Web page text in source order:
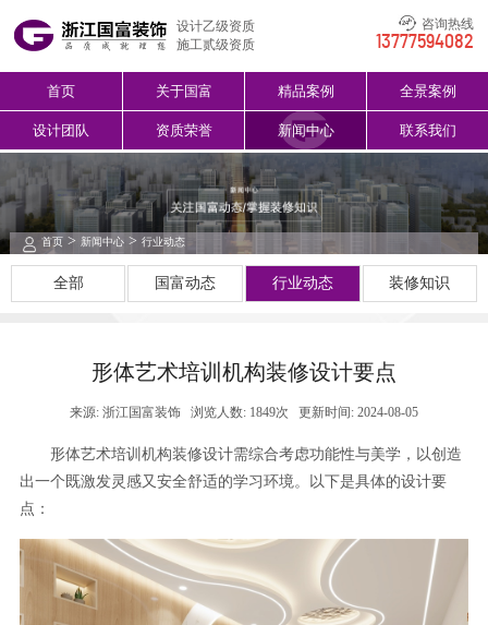
设计乙级资质
施工贰级资质
咨询热线
13777594082
首页 关于国富 精品案例 全景案例
设计团队 资质荣誉 新闻中心 联系我们
首页> 新闻中心> 行业动态
全部 国富动态 行业动态 装修知识
形体艺术培训机构装修设计要点
来源: 浙江国富装饰 浏览人数: 1849次 更新时间: 2024-08-05
形体艺术培训机构装修设计需综合考虑功能性与美学，以创造
出一个既激发灵感又安全舒适的学习环境。以下是具体的设计要
点：